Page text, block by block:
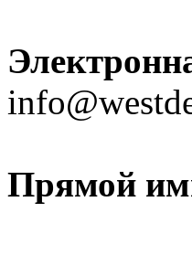
Прямой